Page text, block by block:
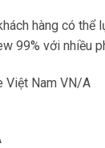
hàng có thể
99% với nhiều
Việt Nam VN/A